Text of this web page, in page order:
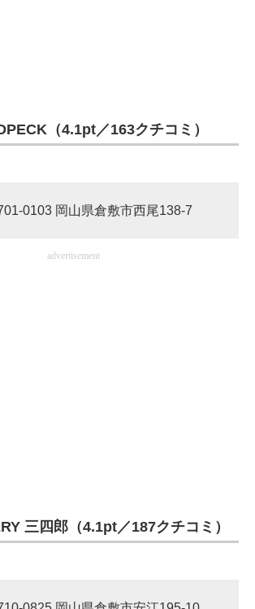
（4.1pt／163クチコミ）
0103 岡山県倉敷市西尾138-7
advertisement
三四郎（4.1pt／187クチコミ）